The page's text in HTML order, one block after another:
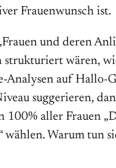
Frauenwunsch ist.
und deren
strukturiert wären,
Analysen auf Hallo-
suggerieren,
100% aller Frauen
wählen. Warum tun